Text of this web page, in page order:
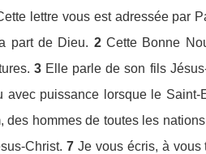
lettre vous est adressée par
part de Dieu. 2 Cette Bonne
3 Elle parle de son fils
avec puissance lorsque le Saint-
des hommes de toutes les
Christ. 7 Je vous écris, à